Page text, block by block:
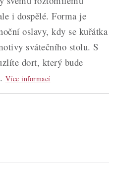
i dospělé. Forma je
oslavy, kdy se kuřátka
svátečního stolu. S
dort, který bude
Více informací